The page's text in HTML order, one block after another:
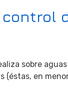
sobre
(éstas, en